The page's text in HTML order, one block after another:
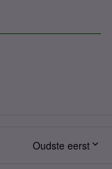
Oudste eerst